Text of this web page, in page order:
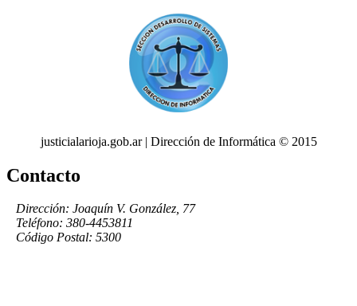
justicialarioja.gob.ar | Dirección de Informática © 2015
Contacto
Dirección: Joaquín V. González, 77
Teléfono: 380-4453811
Código Postal: 5300